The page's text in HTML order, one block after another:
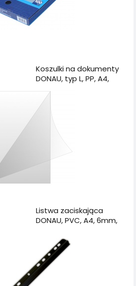
Koszulki na dokumenty
DONAU, typ L, PP, A4,
Listwa zaciskająca
DONAU, PVC, A4, 6mm,
europerforacją, czarna